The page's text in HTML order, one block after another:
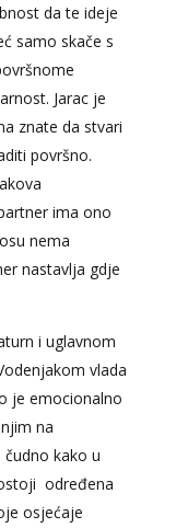
da te ideje
samo skače s
Jarac je
znate da stvari
površno.
ima ono
nema
nastavlja gdje
i uglavnom
vlada
je emocionalno
na
kako u
određena
osjećaje